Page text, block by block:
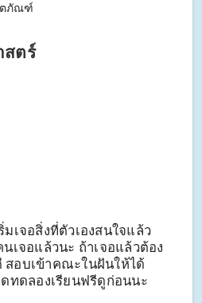
ภัณฑ์
สตร์
เจอสิ่งที่ตัวเองสนใจแล้ว
เจอแล้วนะ ถ้าเจอแล้วต้อง
อบเข้าคณะในฝันให้ได้
ดทดลองเรียนฟรีดูก่อนนะ